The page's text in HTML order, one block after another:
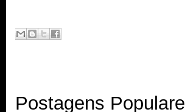
Postagens